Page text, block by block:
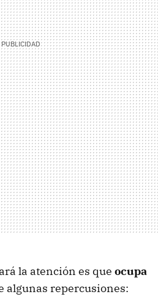
la atención es que ocupa
algunas repercusiones: